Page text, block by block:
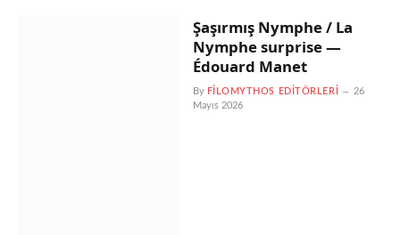
Şaşırmış Nymphe / La
Nymphe surprise —
Édouard Manet
By FILOMYTHOS EDITÖRLERI
26
Mayıs 2026